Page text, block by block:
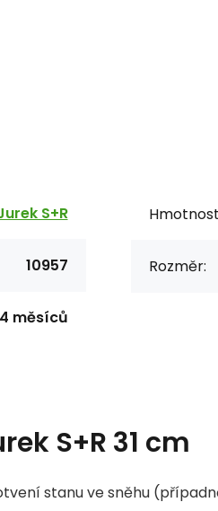
S+R
10957
měsíců
Rozměr:
S+R 31 cm
stanu ve sněhu